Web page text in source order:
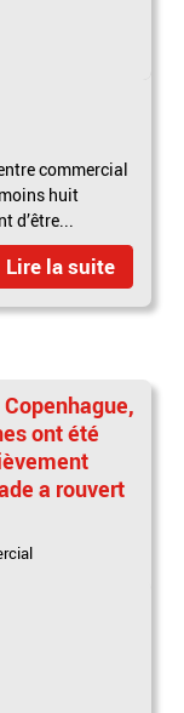
commercial
huit
Lire la suite
ont été
a rouvert